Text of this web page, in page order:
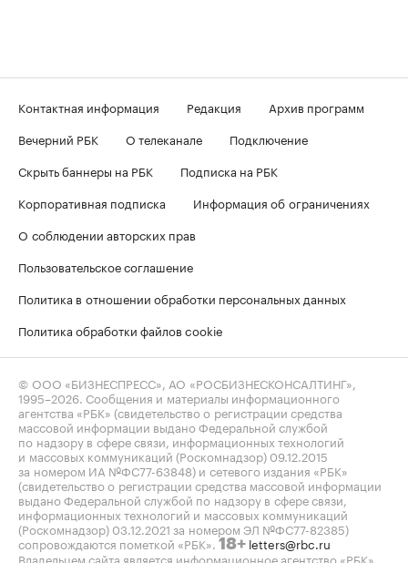
Контактная информация Редакция
Архив программ
Вечерний РБК
О телеканале
Подключение
Скрыть баннеры на РБК
Подписка на РБК
Корпоративная подписка
Информация об ограничениях
О соблюдении авторских прав
Пользовательское соглашение
Политика в отношении обработки персональных данных
Политика обработки файлов cookie
© ООО «БИЗНЕСПРЕСС», АО «РОСБИЗНЕСКОНСАЛТИНГ»,
1995–2026. Сообщения и материалы информационного
агентства «РБК» (свидетельство о регистрации средства
массовой информации выдано Федеральной службой
по надзору в сфере связи, информационных технологий
и массовых коммуникаций (Роскомнадзор) 09.12.2015
за номером ИА №ФС77-63848) и сетевого издания «РБК»
(свидетельство о регистрации средства массовой информации
выдано Федеральной службой по надзору в сфере связи,
информационных технологий и массовых коммуникаций
(Роскомнадзор) 03.12.2021 за номером ЭЛ №ФС77-82385)
сопровождаются пометкой «РБК». 18+ letters@rbc.ru
Владельцем сайта является информационное агентство «РБК».